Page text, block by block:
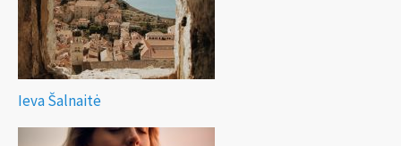
Ieva Šalnaitė